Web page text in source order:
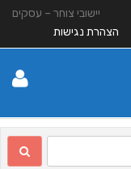
יישובי צוחר – עסקים
הצהרת נגישות